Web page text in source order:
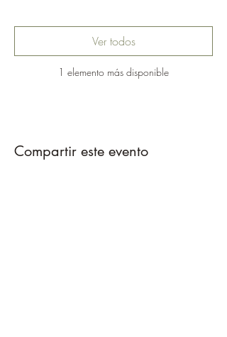
1 elemento más disponible
Ver todos
Compartir este evento